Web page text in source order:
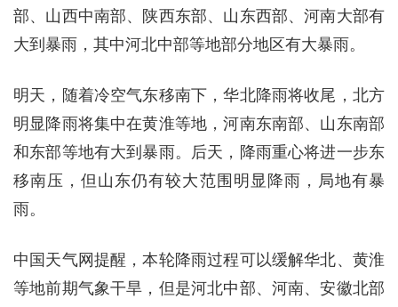
部、山西中南部、陕西东部、山东西部、河南大部有
大到暴雨，其中河北中部等地部分地区有大暴雨。
明天，随着冷空气东移南下，华北降雨将收尾，北方
明显降雨将集中在黄淮等地，河南东南部、山东南部
和东部等地有大到暴雨。后天，降雨重心将进一步东
移南压，但山东仍有较大范围明显降雨，局地有暴
雨。
中国天气网提醒，本轮降雨过程可以缓解华北、黄淮
等地前期气象干旱，但是河北中部、河南、安徽北部